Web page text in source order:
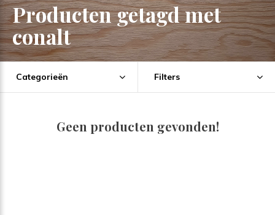
Producten getagd met
conalt
Categorieën Filters
Geen producten gevonden!